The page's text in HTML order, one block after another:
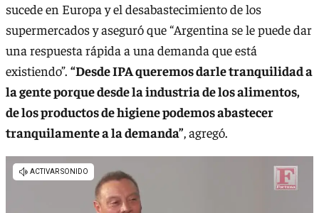
sucede en Europa y el desabastecimiento de los
supermercados y aseguró que “Argentina se le puede dar
una respuesta rápida a una demanda que está
existiendo”. “Desde IPA queremos darle tranquilidad a
la gente porque desde la industria de los alimentos,
de los productos de higiene podemos abastecer
tranquilamente a la demanda”, agregó.